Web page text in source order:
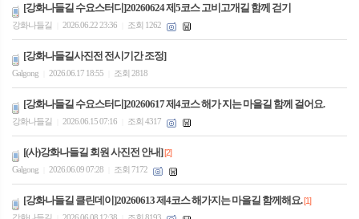
[강화나들길 수요스터디]20260624 제5코스 고비고개길 함께 걷기
강화나들길 2026.06.22 23:36 조회 1262
[강화나들길사진전 전시기간 조정]
Galgong 2026.06.17 18:55 조회 2818
[강화나들길 수요스터디]20260617 제4코스 해가 지는 마을길 함께 걸어요.
강화나들길 2026.06.15 07:16 조회 4317
[(사)강화나들길 회원 사진전 안내][2]
Galgong
2026.06.09 07:28 조회 7172
[강화나들길 클린데이]20260613 제4코스 해가지는 마을길 함께해요.[1]